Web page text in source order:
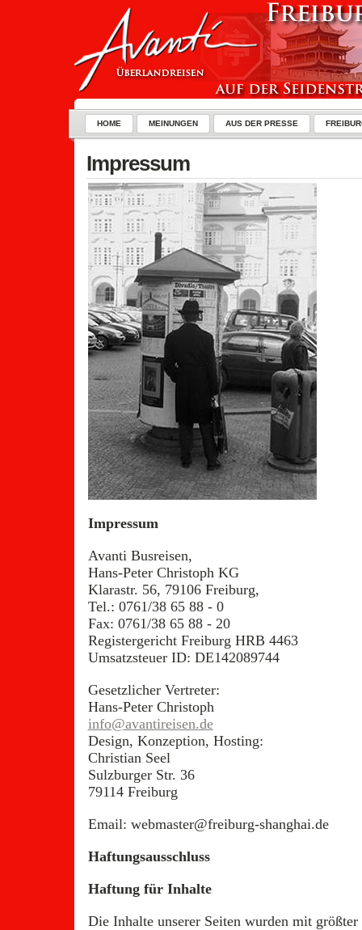
HOME MEINUNGEN AUS DER PRESSE
Impressum
Impressum
Avanti Busreisen,
Hans-Peter Christoph KG
Klarastr. 56, 79106 Freiburg,
Tel.: 0761/38 65 88 - 0
Fax: 0761/38 65 88 - 20
Registergericht Freiburg HRB 4463
Umsatzsteuer ID: DE142089744
Gesetzlicher Vertreter:
Hans-Peter Christoph
info@avantireisen.de
Design, Konzeption, Hosting:
Christian Seel
Sulzburger Str. 36
79114 Freiburg
Email: webmaster@freiburg-shanghai.de
Haftungsausschluss
Haftung für Inhalte
Die Inhalte unserer Seiten wurden mit